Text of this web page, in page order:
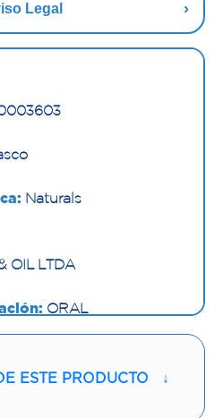
Legal
Naturals
OIL LTDA
ORAL
ESTE PRODUCTO ↓